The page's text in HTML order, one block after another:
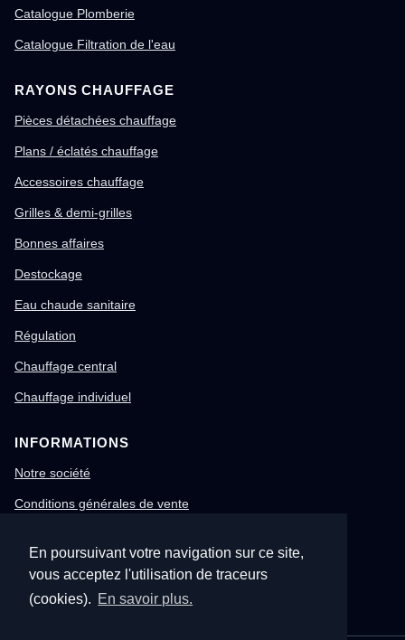
En poursuivant votre navigation sur ce site,
vous acceptez l'utilisation de traceurs
(cookies). En savoir plus.
Catalogue Plomberie
Catalogue Filtration de l'eau
RAYONS CHAUFFAGE
Pièces détachées chauffage
Plans / éclatés chauffage
Accessoires chauffage
Grilles & demi-grilles
Bonnes affaires
Destockage
Eau chaude sanitaire
Régulation
Chauffage central
Chauffage individuel
INFORMATIONS
Notre société
Conditions générales de vente
Gestion des cookies
Confidentialité & RGPD